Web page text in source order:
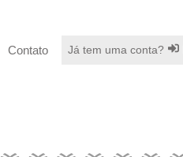
Contato Já tem uma conta?